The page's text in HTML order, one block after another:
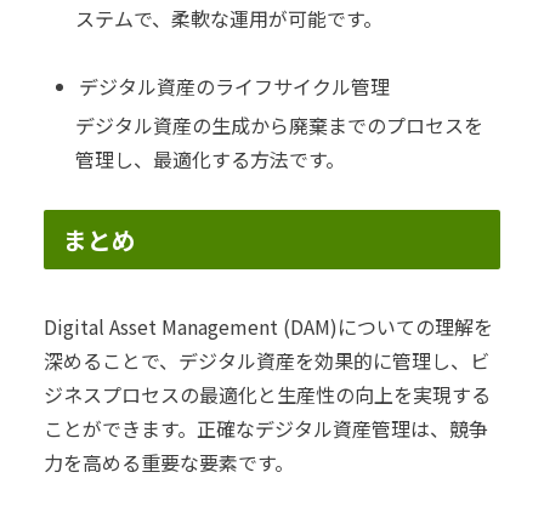
ステムで、柔軟な運用が可能です。
デジタル資産のライフサイクル管理
デジタル資産の生成から廃棄までのプロセスを
管理し、最適化する方法です。
まとめ
Digital Asset Management (DAM)についての理解を
深めることで、デジタル資産を効果的に管理し、ビ
ジネスプロセスの最適化と生産性の向上を実現する
ことができます。正確なデジタル資産管理は、競争
力を高める重要な要素です。